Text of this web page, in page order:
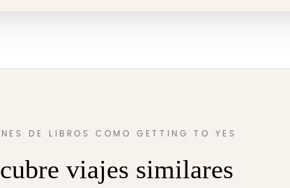
DE LIBROS COMO GETTING TO YES
viajes similares